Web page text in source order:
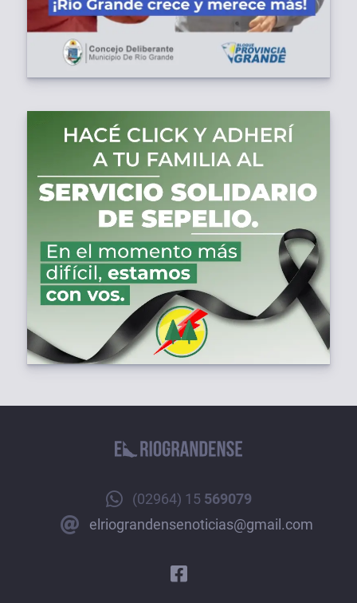
(02964) 15 569079
elriograndensenoticias@gmail.com